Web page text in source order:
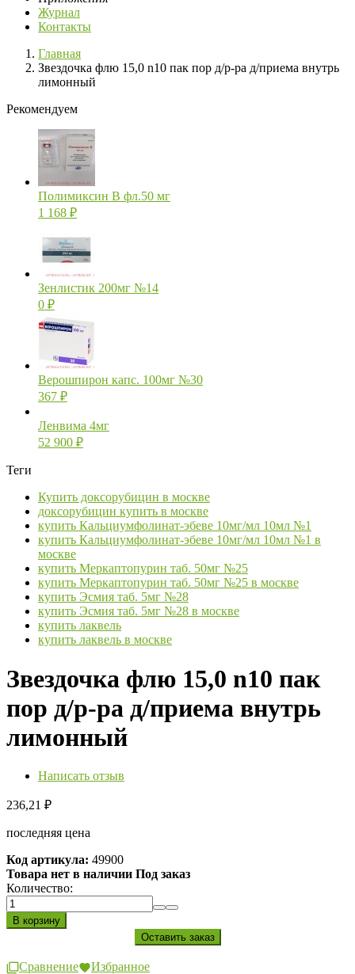
Журнал
Контакты
Главная
Звездочка флю 15,0 n10 пак пор д/р-ра д/приема внутрь
лимонный
Рекомендуем
Полимиксин В фл.50 мг
1 168 ₽
Зенлистик 200мг №14
0 ₽
Верошпирон капс. 100мг №30
367 ₽
Ленвима 4мг
52 900 ₽
Теги
Купить доксорубицин в москве
доксорубицин купить в москве
купить Кальциумфолинат-эбеве 10мг/мл 10мл №1
купить Кальциумфолинат-эбеве 10мг/мл 10мл №1 в
москве
купить Меркаптопурин таб. 50мг №25
купить Меркаптопурин таб. 50мг №25 в москве
купить Эсмия таб. 5мг №28
купить Эсмия таб. 5мг №28 в москве
купить лаквель
купить лаквель в москве
Звездочка флю 15,0 n10 пак
пор д/р-ра д/приема внутрь
лимонный
Написать отзыв
236,21 ₽
последняя цена
Код артикула: 49900
Товара нет в наличии Под заказ
Количество:
Сравнение Избранное